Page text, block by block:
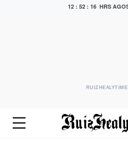
12 : 52 : 17 HRS